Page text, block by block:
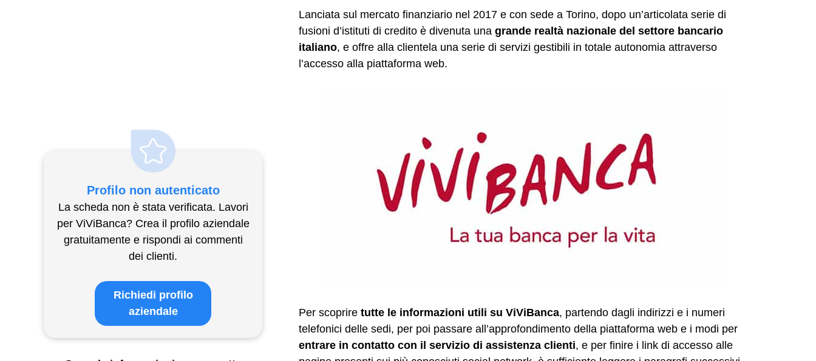
Lanciata sul mercato finanziario nel 2017 e con sede a Torino, dopo un’articolata serie di
fusioni d’istituti di credito è divenuta una grande realtà nazionale del settore bancario
italiano, e offre alla clientela una serie di servizi gestibili in totale autonomia attraverso
l’accesso alla piattaforma web.
Per scoprire tutte le informazioni utili su ViViBanca, partendo dagli indirizzi e i numeri
telefonici delle sedi, per poi passare all’approfondimento della piattaforma web e i modi per
entrare in contatto con il servizio di assistenza clienti, e per finire i link di accesso alle
Profilo non autenticato
La scheda non è stata verificata. Lavori
per ViViBanca? Crea il profilo aziendale
gratuitamente e rispondi ai commenti
dei clienti.
Richiedi profilo
aziendale